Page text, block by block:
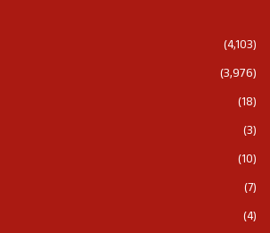
(4,103)
(3,976)
(18)
(3)
(10)
(7)
(4)